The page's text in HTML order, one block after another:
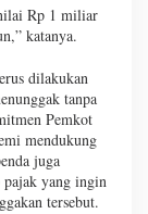
Rp 1 miliar
katanya.
dilakukan
tanpa
Pemkot
mendukung
juga
yang ingin
tersebut.